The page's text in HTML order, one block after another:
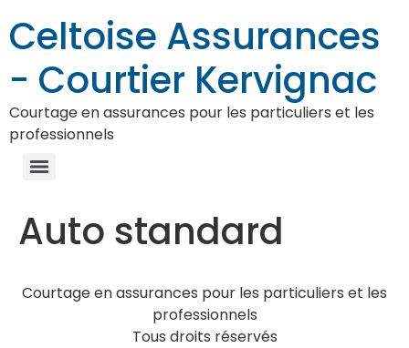
Celtoise Assurances
- Courtier Kervignac
Courtage en assurances pour les particuliers et les
professionnels
Auto standard
Courtage en assurances pour les particuliers et les
professionnels
Tous droits réservés